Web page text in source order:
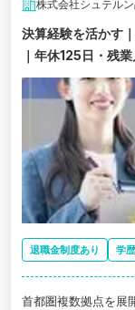
株式会社シュテルン
決算経験を活かす
｜年休125日・残
退職金制度あり 学
首都圏複数拠点を展